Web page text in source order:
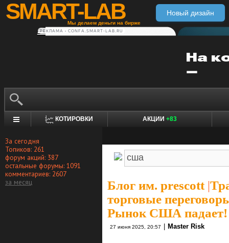
SMART-LAB
Мы делаем деньги на бирже
Новый дизайн
РЕКЛАМА • CONFA.SMART-LAB.RU
КОТИРОВКИ АКЦИИ +83
За сегодня
Топиков: 261
форум акций: 387
остальные форумы: 1091
комментариев: 2607
за месяц
Блог им. prescott|
торговые
Рынок США
27 июня 2025, 20:57 Master Risk